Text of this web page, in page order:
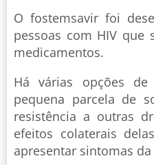
O fostemsavir foi
pessoas com HIV que
medicamentos.
Há várias opções
pequena parcela de
resistência a outras
efeitos colaterais
apresentar sintomas